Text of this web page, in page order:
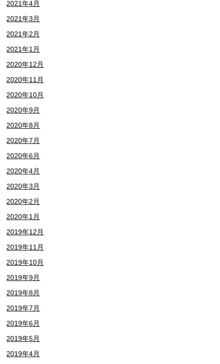
2021年4月
2021年3月
2021年2月
2021年1月
2020年12月
2020年11月
2020年10月
2020年9月
2020年8月
2020年7月
2020年6月
2020年4月
2020年3月
2020年2月
2020年1月
2019年12月
2019年11月
2019年10月
2019年9月
2019年8月
2019年7月
2019年6月
2019年5月
2019年4月